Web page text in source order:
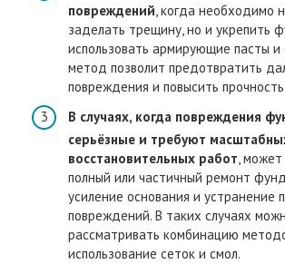
повреждений, когда необходимо
заделать трещину, но и укрепить
использовать армирующие пасты и
метод позволит предотвратить
повреждения и повысить
В случаях, когда повреждения
серьёзные и требуют
восстановительных работ, может
полный или частичный ремонт
усиление основания и устранение
повреждений. В таких случаях
рассматривать комбинацию
использование сеток и смол.